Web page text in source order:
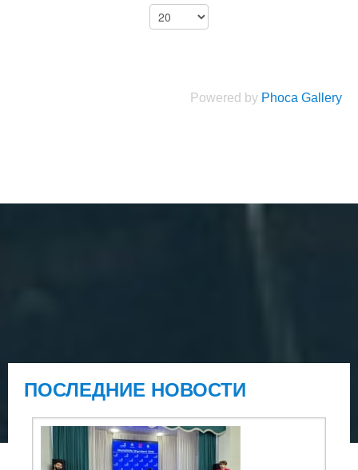
Powered by Phoca Gallery
ПОСЛЕДНИЕ НОВОСТИ